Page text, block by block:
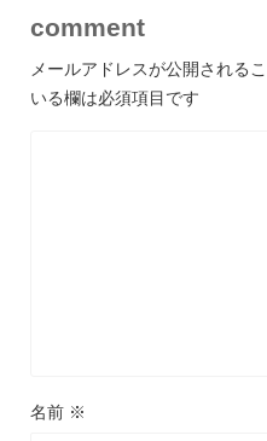
comment
メールアドレスが公開される
いる欄は必須項目です
名前 ※